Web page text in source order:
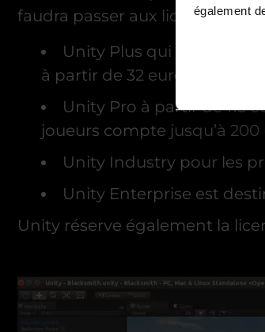
également
faudra passer aux licences
Unity Plus qui intègre
à partir de 32 euros/mois,
Unity Pro à partir de 115
joueurs compte jusqu’à
Unity Industry pour les
Unity Enterprise est
Unity réserve également la